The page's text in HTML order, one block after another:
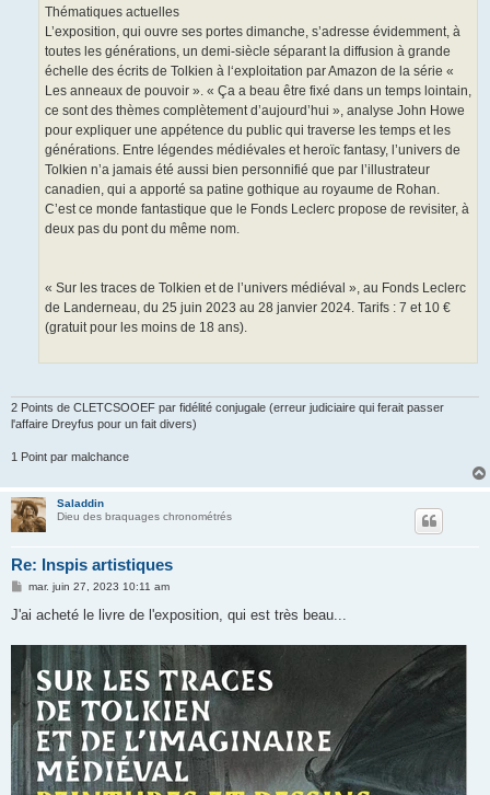
Thématiques actuelles
L’exposition, qui ouvre ses portes dimanche, s’adresse évidemment, à
toutes les générations, un demi-siècle séparant la diffusion à grande
échelle des écrits de Tolkien à l‘exploitation par Amazon de la série «
Les anneaux de pouvoir ». « Ça a beau être fixé dans un temps lointain,
ce sont des thèmes complètement d’aujourd’hui », analyse John Howe
pour expliquer une appétence du public qui traverse les temps et les
générations. Entre légendes médiévales et heroïc fantasy, l’univers de
Tolkien n’a jamais été aussi bien personnifié que par l’illustrateur
canadien, qui a apporté sa patine gothique au royaume de Rohan.
C’est ce monde fantastique que le Fonds Leclerc propose de revisiter, à
deux pas du pont du même nom.
« Sur les traces de Tolkien et de l’univers médiéval », au Fonds Leclerc
de Landerneau, du 25 juin 2023 au 28 janvier 2024. Tarifs : 7 et 10 €
(gratuit pour les moins de 18 ans).
2 Points de CLETCSOOEF par fidélité conjugale (erreur judiciaire qui ferait passer
l'affaire Dreyfus pour un fait divers)
1 Point par malchance
Saladdin
Dieu des braquages chronométrés
Re: Inspis artistiques
M
s
e
mar. juin 27, 2023 10:11 am
J'ai acheté le livre de l'exposition, qui est très beau...